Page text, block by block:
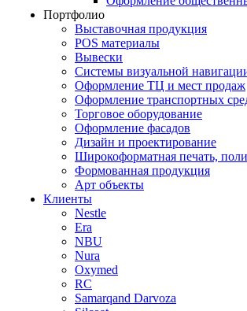
Портфолио
Выставочная продукция
POS материалы
Вывески
Системы визуальной
Оформление ТЦ и мест продаж
Оформление транспортных
Торговое оборудование
Оформление фасадов
Дизайн и проектирование
Широкоформатная печать,
Формованная продукция
Арт объекты
Клиенты
Nestle
Era
NBU
Nura
Oxymed
RC
Samarqand Darvoza